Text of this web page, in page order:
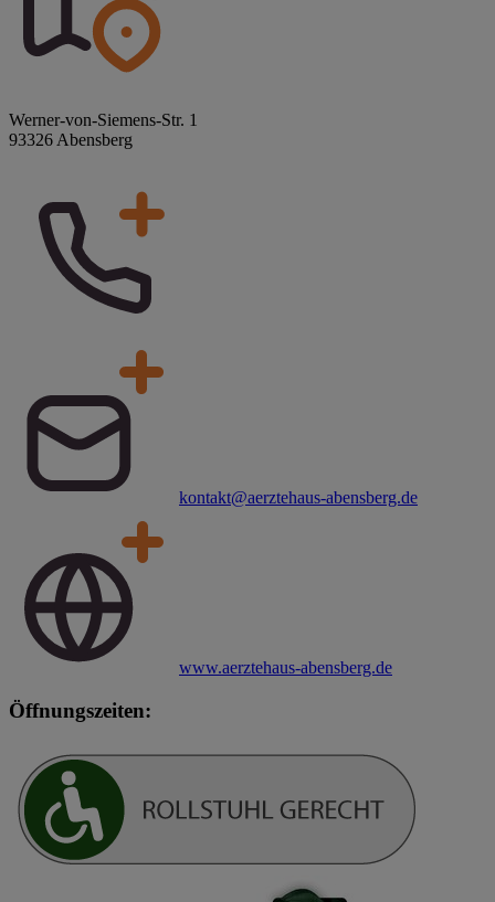
Werner-von-Siemens-Str. 1
93326 Abensberg
kontakt@aerztehaus-abensberg.de
www.aerztehaus-abensberg.de
Öffnungszeiten: